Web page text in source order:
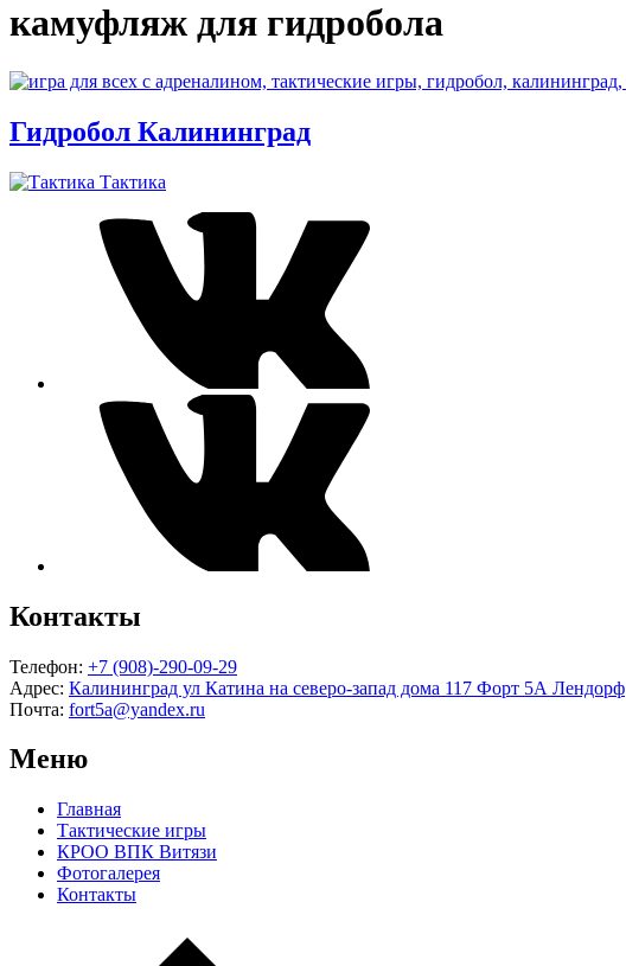
камуфляж для гидробола
Гидробол Калининград
Тактика
Контакты
Телефон: +7 (908)-290-09-29
Адрес: Калининград ул Катина на северо-запад дома 117 Форт 5А Лендорф
Почта: fort5a@yandex.ru
Меню
Главная
Тактические игры
КРОО ВПК Витязи
Фотогалерея
Контакты